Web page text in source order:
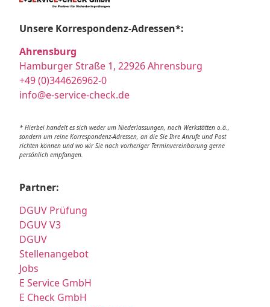
Unsere Korrespondenz-Adressen*:
Ahrensburg
Hamburger Straße 1, 22926 Ahrensburg
+49 (0)344626962-0
info@e-service-check.de
* Hierbei handelt es sich weder um Niederlassungen, noch Werkstätten o.ä.,
sondern um reine Korrespondenz-Adressen, an die Sie Ihre Anrufe und Post
richten können und wo wir Sie nach vorheriger Terminvereinbarung gerne
persönlich empfangen.
Partner:
DGUV Prüfung
DGUV V3
DGUV
Stellenangebot
Jobs
E Service GmbH
E Check GmbH